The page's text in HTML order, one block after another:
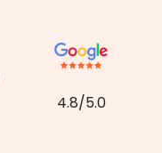
4.8/5.0